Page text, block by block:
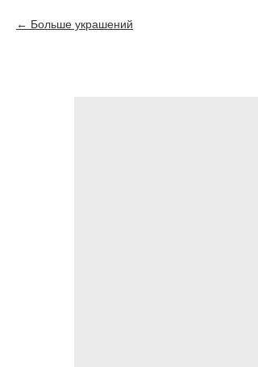
Больше украшений